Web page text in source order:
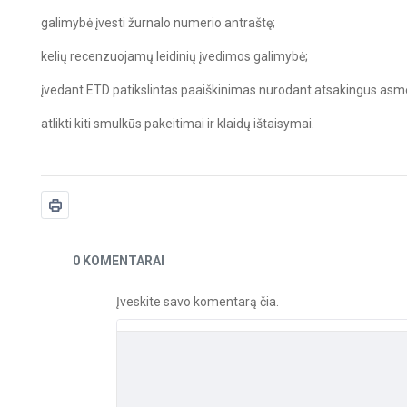
galimybė įvesti žurnalo numerio antraštę;
kelių recenzuojamų leidinių įvedimos galimybė;
įvedant ETD patikslintas paaiškinimas nurodant atsakingus
atlikti kiti smulkūs pakeitimai ir klaidų ištaisymai.
Naujienos
0 KOMENTARAI
Įveskite savo komentarą čia.